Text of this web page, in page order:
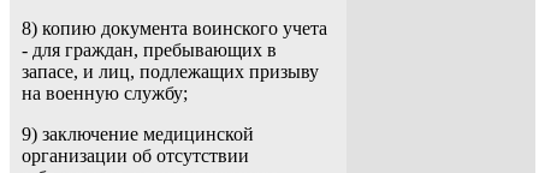
8) копию документа воинского учета
- для граждан, пребывающих в
запасе, и лиц, подлежащих призыву
на военную службу;
9) заключение медицинской
организации об отсутствии